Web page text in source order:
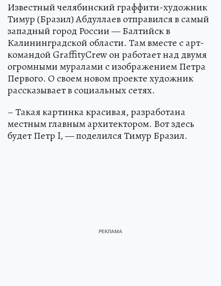
Известный челябинский граффити-художник
Тимур (Бразил) Абдуллаев отправился в самый
западный город России — Балтийск в
Калининградской области. Там вместе с арт-
командой GraffityCrew он работает над двумя
огромными муралами с изображением Петра
Первого. О своем новом проекте художник
рассказывает в социальных сетях.
– Такая картинка красивая, разработана
местным главным архитектором. Вот здесь
будет Петр I, — поделился Тимур Бразил.